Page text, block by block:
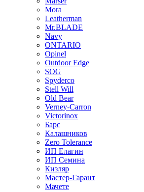
Mora
Leatherman
Mr.BLADE
Navy
ONTARIO
Opinel
Outdoor Edge
SOG
Spyderco
Stell Will
Old Bear
Verney-Carron
Victorinox
Барс
Калашников
Zero Tolerance
ИП Елагин
ИП Семина
Кизляр
Мастер-Гарант
Мачете